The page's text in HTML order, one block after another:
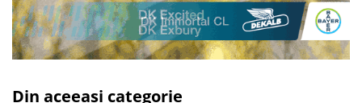
Din aceeași categorie